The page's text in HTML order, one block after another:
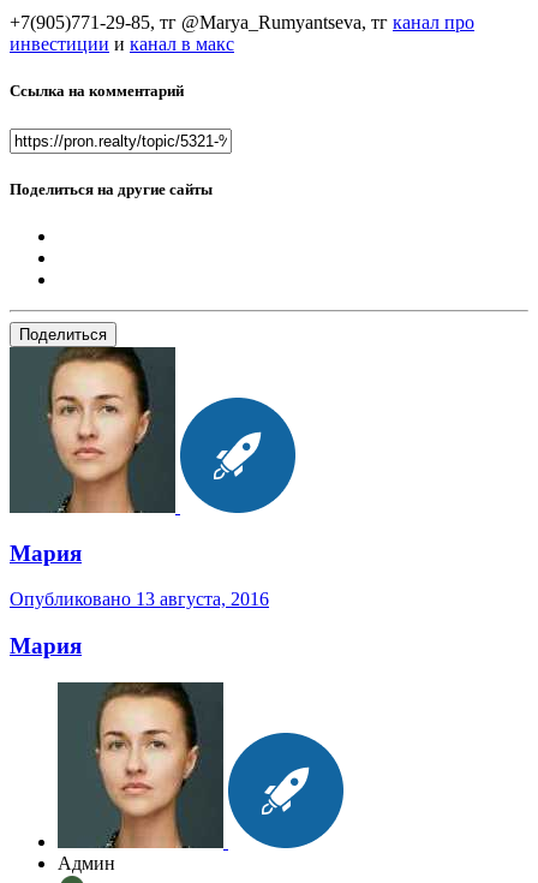
+7(905)771-29-85, тг @Marya_Rumyantseva, тг канал про
инвестиции и канал в макс
Ссылка на комментарий
Поделиться на другие сайты
Поделиться
Мария
Опубликовано 13 августа, 2016
Мария
Админ